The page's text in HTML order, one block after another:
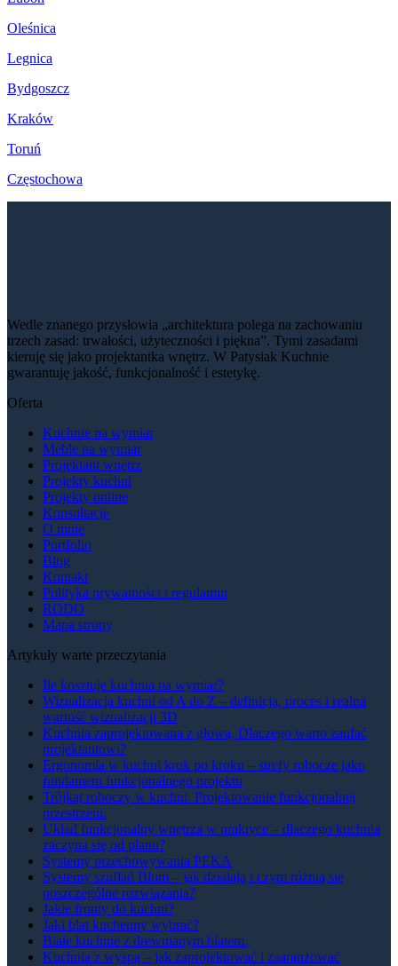
Oleśnica
Legnica
Bydgoszcz
Kraków
Toruń
Częstochowa
Wedle znanego przysłowia „architektura polega na zachowaniu
trzech zasad: trwałości, użyteczności i piękna”. Tymi zasadami
kieruję się jako projektantka wnętrz. W Patysiak Kuchnie
gwarantuję jakość, funkcjonalność i estetykę.
Oferta
Kuchnie na wymiar
Meble na wymiar
Projektant wnętrz
Projekty kuchni
Projekty online
Konsultacje
O mnie
Portfolio
Blog
Kontakt
Polityka prywatności i regulamin
RODO
Mapa strony
Artykuły warte przeczytania
Ile kosztuje kuchnia na wymiar?
Wizualizacja kuchni od A do Z – definicja, proces i realna
wartość wizualizacji 3D
Kuchnia zaprojektowana z głową. Dlaczego warto zaufać
projektantowi?
Ergonomia w kuchni krok po kroku – strefy robocze jako
fundament funkcjonalnego projektu
Trójkąt roboczy w kuchni: Projektowanie funkcjonalnej
przestrzeni.
Układ funkcjonalny wnętrza w praktyce – dlaczego kuchnia
zaczyna się od planu?
Systemy przechowywania PEKA
Systemy szuflad Blum – jak działają i czym różnią się
poszczególne rozwiązania?
Jakie fronty do kuchni?
Jaki blat kuchenny wybrać?
Białe kuchnie z drewnianym blatem.
Kuchnia z wyspą – jak zaprojektować i zaaranżować